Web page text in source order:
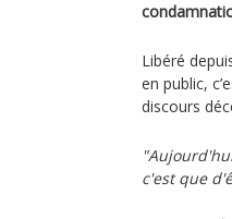
Libéré
en public,
discours
c'est que